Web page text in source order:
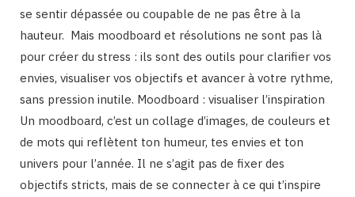
se sentir dépassée ou coupable de ne pas être à la
hauteur. Mais moodboard et résolutions ne sont pas là
pour créer du stress : ils sont des outils pour clarifier vos
envies, visualiser vos objectifs et avancer à votre rythme,
sans pression inutile. Moodboard : visualiser l’inspiration
Un moodboard, c’est un collage d’images, de couleurs et
de mots qui reflètent ton humeur, tes envies et ton
univers pour l’année. Il ne s’agit pas de fixer des
objectifs stricts, mais de se connecter à ce qui t’inspire